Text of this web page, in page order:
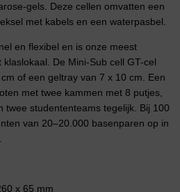
gels. Deze cellen omvatten een
met kabels en een waterpasbel.
en flexibel en is onze meest
De Mini-Sub cell GT-cel
of een geltray van 7 x 10 cm. Een
met twee kammen met 8 putjes,
twee studententeams tegelijk. Bij 100
van 20–20.000 basenparen op in
x 65 mm